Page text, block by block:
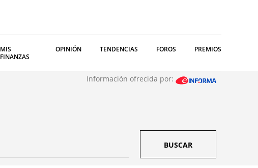
MIS
FINANZAS
OPINIÓN TENDENCIAS FOROS PREMIOS
Información ofrecida por:
BUSCAR